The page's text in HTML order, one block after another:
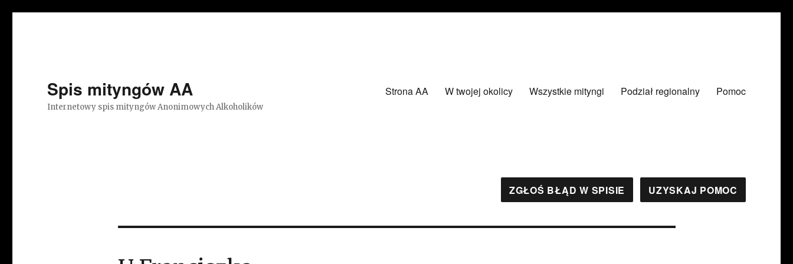
Spis mityngów AA
Internetowy spis mityngów Anonimowych Alkoholików
Strona AA W twojej okolicy Wszystkie mityngi Podział regionalny Pomoc
ZGŁOŚ BŁĄD W SPISIE UZYSKAJ POMOC